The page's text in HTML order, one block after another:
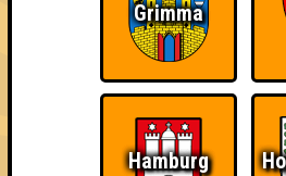
Teil der Oberschicht Erster!
Grimma
Hamburg